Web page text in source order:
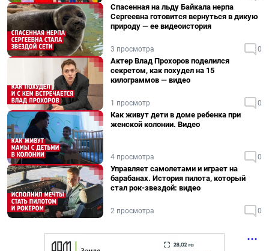
Спасенная на льду Байкала нерпа
Сергеевна готовится вернуться в дикую
природу — ее видеоистория
3 просмотра 0
Актер Влад Прохоров поделился
секретом, как похудел на 15
килограммов — видео
1 просмотр 0
Как живут дети в доме ребенка при
женской колонии. Видео
4 просмотра 0
Управляет самолетами и играет на
барабанах. История пилота, который
стал рок-звездой: видео
2 просмотра 0